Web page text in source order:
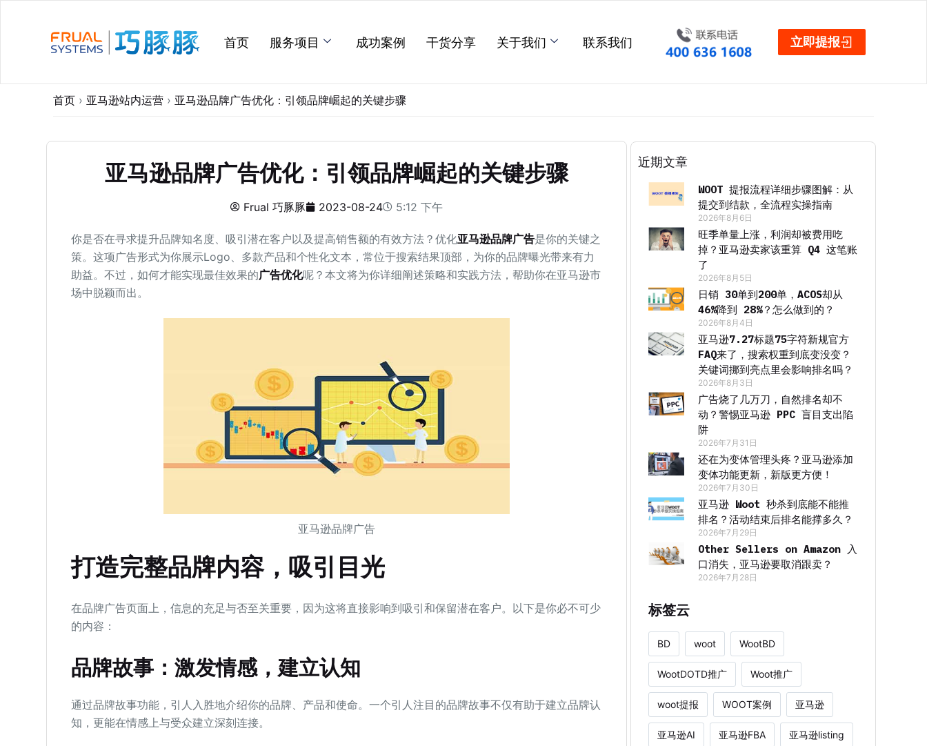
首页 服务项目 成功案例 干货分享 关于我们 联系我们 立即提报
首页 › 亚马逊站内运营 › 亚马逊品牌广告优化：引领品牌崛起的关键步骤
亚马逊品牌广告优化：引领品牌崛起的关键步骤
Frual 巧豚豚 2023-08-24 5:12 下午
你是否在寻求提升品牌知名度、吸引潜在客户以及提高销售额的有效方法？优化亚马逊品牌广告是你的关键之
策。这项广告形式为你展示Logo、多款产品和个性化文本，常位于搜索结果顶部，为你的品牌曝光带来有力
助益。不过，如何才能实现最佳效果的广告优化呢？本文将为你详细阐述策略和实践方法，帮助你在亚马逊市
场中脱颖而出。
亚马逊品牌广告
打造完整品牌内容，吸引目光
在品牌广告页面上，信息的充足与否至关重要，因为这将直接影响到吸引和保留潜在客户。以下是你必不可少
的内容：
品牌故事：激发情感，建立认知
通过品牌故事功能，引人入胜地介绍你的品牌、产品和使命。一个引人注目的品牌故事不仅有助于建立品牌认
知，更能在情感上与受众建立深刻连接。
近期文章
WOOT 提报流程详细步骤图解：从
提交到结款，全流程实操指南
2026年8月6日
旺季单量上涨，利润却被费用吃
掉？亚马逊卖家该重算 Q4 这笔账
了
2026年8月5日
日销 30单到200单，ACOS却从
46%降到 28%？怎么做到的？
2026年8月4日
亚马逊7.27标题75字符新规官方
FAQ来了，搜索权重到底变没变？
关键词挪到亮点里会影响排名吗？
2026年8月3日
广告烧了几万刀，自然排名却不
动？警惕亚马逊 PPC 盲目支出陷
阱
2026年7月31日
还在为变体管理头疼？亚马逊添加
变体功能更新，新版更方便！
2026年7月30日
亚马逊 Woot 秒杀到底能不能推
排名？活动结束后排名能撑多久？
2026年7月29日
Other Sellers on Amazon 入
口消失，亚马逊要取消跟卖？
2026年7月28日
标签云
BD woot WootBD
WootDOTD推广 Woot推广
woot提报 WOOT案例 亚马逊
亚马逊AI 亚马逊FBA 亚马逊listing